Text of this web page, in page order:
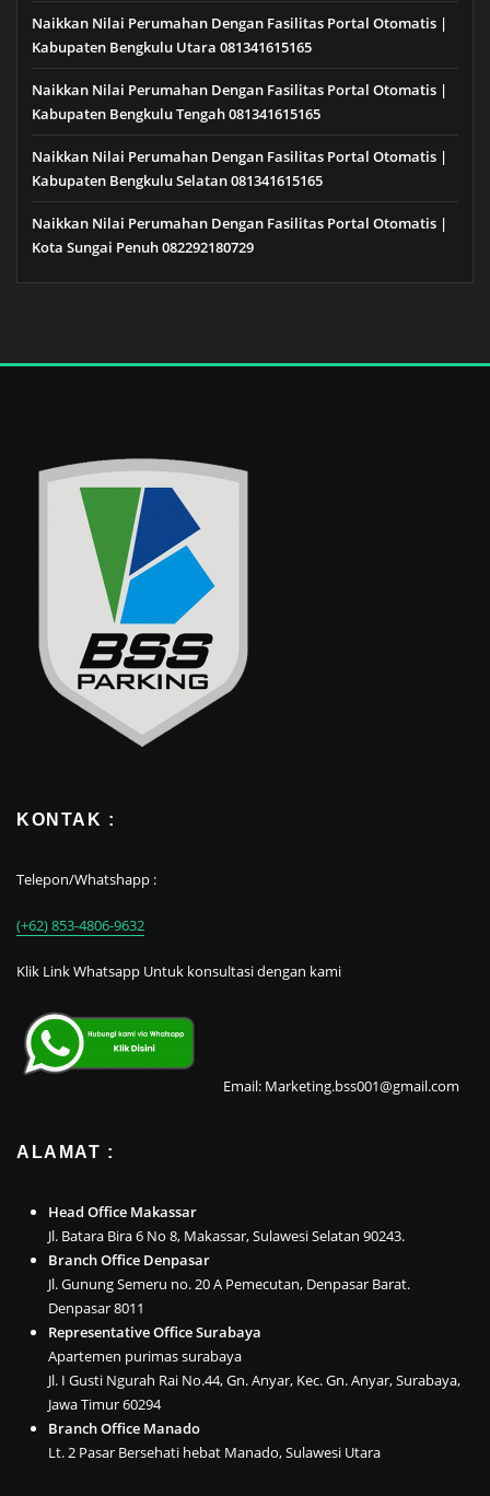
Naikkan Nilai Perumahan Dengan Fasilitas Portal Otomatis |
Kabupaten Bengkulu Utara 081341615165
Naikkan Nilai Perumahan Dengan Fasilitas Portal Otomatis |
Kabupaten Bengkulu Tengah 081341615165
Naikkan Nilai Perumahan Dengan Fasilitas Portal Otomatis |
Kabupaten Bengkulu Selatan 081341615165
Naikkan Nilai Perumahan Dengan Fasilitas Portal Otomatis |
Kota Sungai Penuh 082292180729
KONTAK :
Telepon/Whatshapp :
(+62) 853-4806-9632
Klik Link Whatsapp Untuk konsultasi dengan kami
Email: Marketing.bss001@gmail.com
ALAMAT :
Head Office Makassar
Jl. Batara Bira 6 No 8, Makassar, Sulawesi Selatan 90243.
Branch Office Denpasar
Jl. Gunung Semeru no. 20 A Pemecutan, Denpasar Barat.
Denpasar 8011
Representative Office Surabaya
Apartemen purimas surabaya
Jl. I Gusti Ngurah Rai No.44, Gn. Anyar, Kec. Gn. Anyar, Surabaya,
Jawa Timur 60294
Branch Office Manado
Lt. 2 Pasar Bersehati hebat Manado, Sulawesi Utara